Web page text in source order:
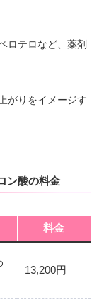
ロテロなど、薬剤
がりをイメージす
ン酸の料金
料金
13,200円